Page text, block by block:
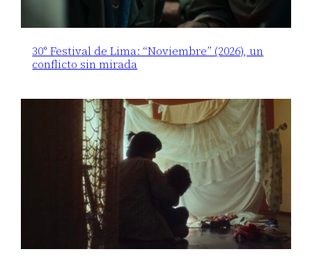
30° Festival de Lima: “Noviembre” (2026), un
conflicto sin mirada